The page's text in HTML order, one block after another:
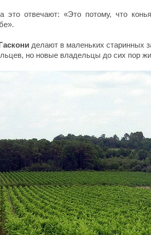
это отвечают: «Это потому, что
делают в маленьких старинных
но новые владельцы до сих пор